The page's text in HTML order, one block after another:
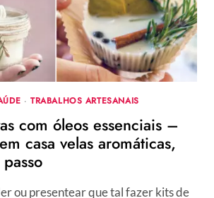
· TRABALHOS ARTESANAIS
com óleos essenciais –
casa velas aromáticas,
ou presentear que tal fazer kits de